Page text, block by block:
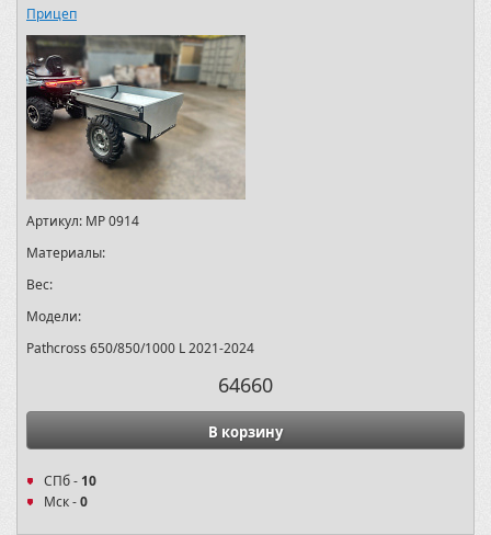
Прицеп
Артикул: MP 0914
Материалы:
Вес:
Модели:
Pathcross 650/850/1000 L 2021-2024
64660
В корзину
СПб - 10
Мск -0